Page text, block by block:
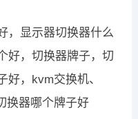
，显示器切换器什么
好，切换器牌子，切
好，kvm交换机、
换器哪个牌子好